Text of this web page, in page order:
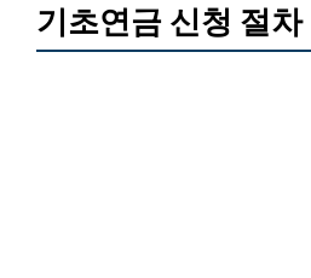
기초연금 신청 절차